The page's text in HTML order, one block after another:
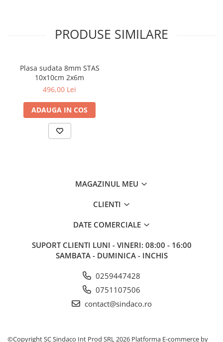
PRODUSE SIMILARE
Plasa sudata 8mm STAS
10x10cm 2x6m
496,00 Lei
ADAUGA IN COS
MAGAZINUL MEU
CLIENTI
DATE COMERCIALE
SUPORT CLIENTI LUNI - VINERI: 08:00 - 16:00
SAMBATA - DUMINICA - INCHIS
0259447428
0751107506
contact@sindaco.ro
©Copyright SC Sindaco Int Prod SRL 2026 Platforma E-commerce by